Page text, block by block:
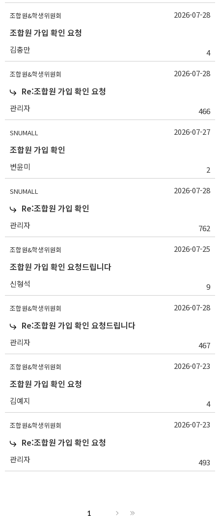
조합원&학생위원회
조합원 가입 확인 요청
김충만 4
2026-07-28
조합원&학생위원회
Re:조합원 가입 확인 요청
관리자 466
2026-07-28
SNUMALL
조합원 가입 확인
변윤미 2
2026-07-27
SNUMALL
Re:조합원 가입 확인
관리자 762
2026-07-28
조합원&학생위원회
조합원 가입 확인 요청드립니다
신형석 9
2026-07-25
조합원&학생위원회
Re:조합원 가입 확인 요청드립니다
관리자 467
2026-07-28
조합원&학생위원회
조합원 가입 확인 요청
김예지 4
2026-07-23
조합원&학생위원회
Re:조합원 가입 확인 요청
관리자 493
2026-07-23
1